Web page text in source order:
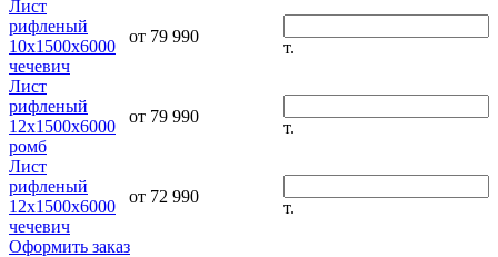
Лист
рифленый
10х1500х6000
чечевич
от 79 990
т.
Лист
рифленый
12х1500х6000
ромб
от 79 990
т.
Лист
рифленый
12х1500х6000
чечевич
от 72 990
т.
Оформить заказ